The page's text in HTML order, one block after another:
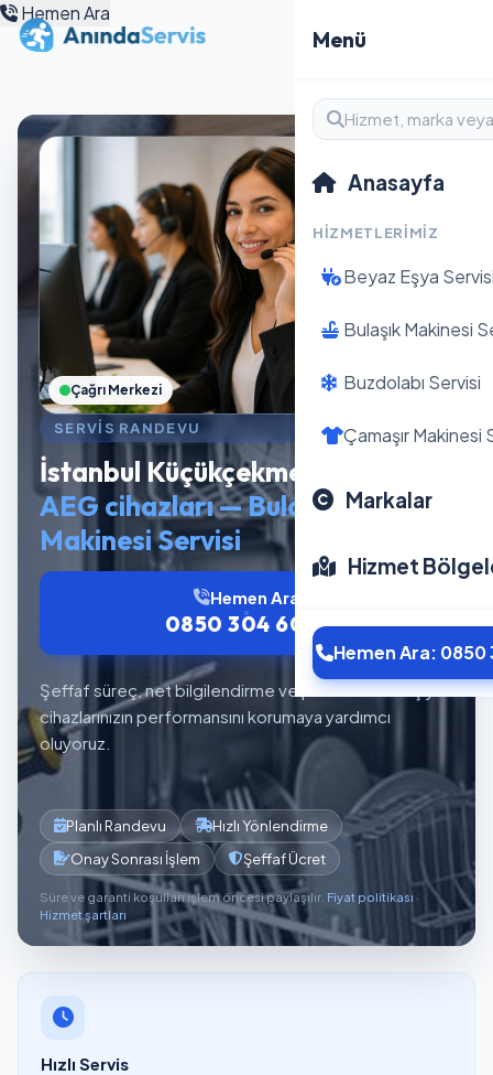
Menü
Anasayfa
HIZMETLERIMIZ
Beyaz Eşya
Bulaşık Makinesi
Buzdolabı Servisi
Çamaşır Makinesi
Markalar
Hizmet
Hemen Ara: 0850
Hemen Ara
SERVIS RANDEVU
İstanbul Küçükçekmece
AEG cihazları — Bulaşık
Makinesi Servisi
Şeffaf süreç, net bilgilendirme ve planlı servis akışıyla
cihazlarınızın performansını korumaya yardımcı
oluyoruz.
Hemen Ara
0850 304 6012
Planlı Randevu
Hızlı Yönlendirme
Onay Sonrası İşlem
Şeffaf Ücret
Süre ve garanti koşulları işlem öncesi paylaşılır. Fiyat politikası ·
Hizmet şartları
Çağrı Merkezi
Hızlı Servis